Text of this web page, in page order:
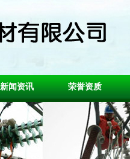
新闻资讯 荣誉资质